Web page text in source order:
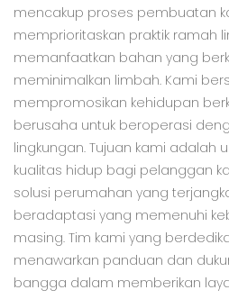
mencakup proses pembuatan
memprioritaskan praktik ramah
memanfaatkan bahan yang
meminimalkan limbah. Kami
mempromosikan kehidupan
berusaha untuk beroperasi
lingkungan. Tujuan kami adalah
kualitas hidup bagi pelanggan
solusi perumahan yang
beradaptasi yang memenuhi
masing. Tim kami yang
menawarkan panduan dan
bangga dalam memberikan